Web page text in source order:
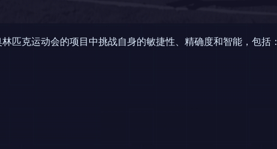
匹克运动会的项目中挑战自身的敏捷性、精确度和智能，包括：